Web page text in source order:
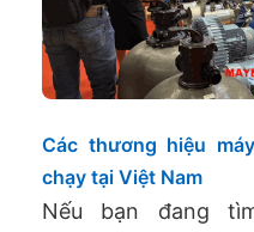
Các thương hiệu
chạy tại Việt Nam
Nếu bạn đang